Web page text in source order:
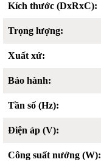
Kích thước (DxRxC):
Trọng lượng:
Xuất xứ:
Bảo hành:
Tần số (Hz):
Điện áp (V):
Công suất nướng (W):